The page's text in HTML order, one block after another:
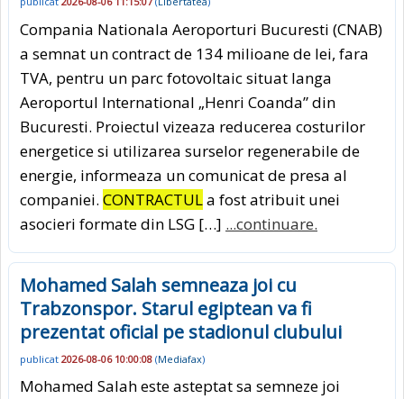
Compania Nationala Aeroporturi Bucuresti (CNAB)
a semnat un contract de 134 milioane de lei, fara
TVA, pentru un parc fotovoltaic situat langa
Aeroportul International „Henri Coanda” din
Bucuresti. Proiectul vizeaza reducerea costurilor
energetice si utilizarea surselor regenerabile de
energie, informeaza un comunicat de presa al
companiei. CONTRACTULa fost atribuit unei
asocieri formate din LSG […] ...continuare.
Mohamed Salah semneaza joi cu
Trabzonspor. Starul egiptean va fi
prezentat oficial pe stadionul clubului
publicat 2026-08-06 10:00:08 (Mediafax)
Mohamed Salah este asteptat sa semneze joi